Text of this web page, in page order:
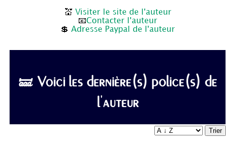
💒 Visiter le site de l'auteur
📧Contacter l'auteur
💲Adresse Paypal de l'auteur
🝛 Voici les dernière(s) police(s) de
l'auteur
Trier